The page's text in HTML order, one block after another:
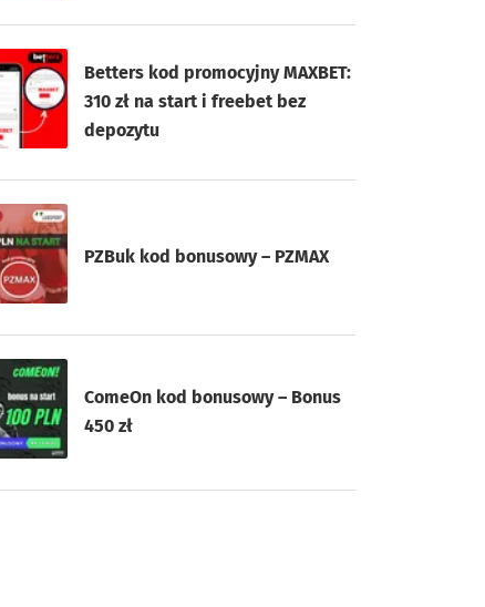
Betters kod promocyjny MAXBET:
310 zł na start i freebet bez
depozytu
PZBuk kod bonusowy – PZMAX
ComeOn kod bonusowy – Bonus
450 zł